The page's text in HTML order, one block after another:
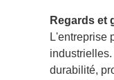
Regards et
L'entreprise
durabilité,